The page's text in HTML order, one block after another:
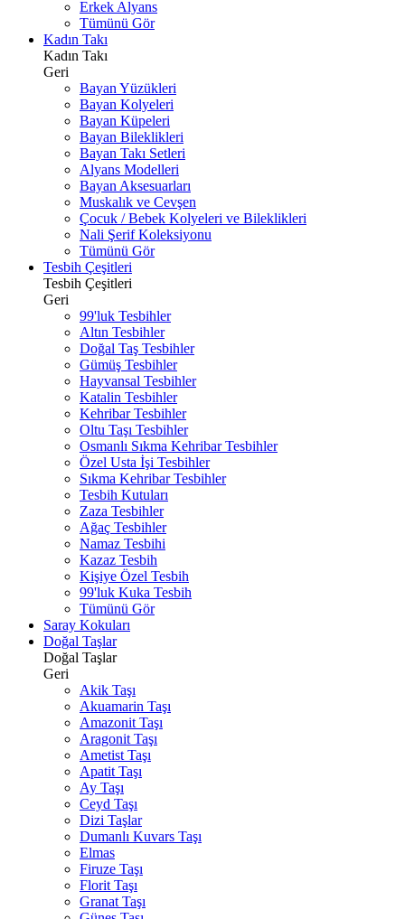
Erkek Alyans
Tümünü Gör
Kadın Takı
Kadın Takı
Geri
Bayan Yüzükleri
Bayan Kolyeleri
Bayan Küpeleri
Bayan Bileklikleri
Bayan Takı Setleri
Alyans Modelleri
Bayan Aksesuarları
Muskalık ve Cevşen
Çocuk / Bebek Kolyeleri ve Bileklikleri
Nali Şerif Koleksiyonu
Tümünü Gör
Tesbih Çeşitleri
Tesbih Çeşitleri
Geri
99'luk Tesbihler
Altın Tesbihler
Doğal Taş Tesbihler
Gümüş Tesbihler
Hayvansal Tesbihler
Katalin Tesbihler
Kehribar Tesbihler
Oltu Taşı Tesbihler
Osmanlı Sıkma Kehribar Tesbihler
Özel Usta İşi Tesbihler
Sıkma Kehribar Tesbihler
Tesbih Kutuları
Zaza Tesbihler
Ağaç Tesbihler
Namaz Tesbihi
Kazaz Tesbih
Kişiye Özel Tesbih
99'luk Kuka Tesbih
Tümünü Gör
Saray Kokuları
Doğal Taşlar
Doğal Taşlar
Geri
Akik Taşı
Akuamarin Taşı
Amazonit Taşı
Aragonit Taşı
Ametist Taşı
Apatit Taşı
Ay Taşı
Ceyd Taşı
Dizi Taşlar
Dumanlı Kuvars Taşı
Elmas
Firuze Taşı
Florit Taşı
Granat Taşı